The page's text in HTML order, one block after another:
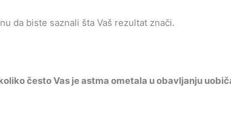
da biste saznali šta Vaš rezultat znači.
često Vas je astma ometala u obavljanju